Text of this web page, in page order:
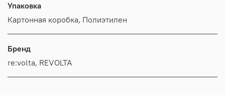
Упаковка
Картонная коробка, Полиэтилен
Бренд
re:volta, REVOLTA